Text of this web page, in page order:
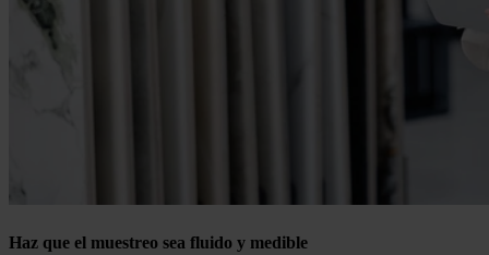
Haz que el muestreo sea fluido y medible